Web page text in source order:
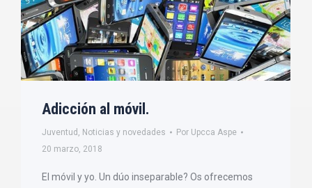
Adicción al móvil.
Juventud , Noticias y novedades Por Upcca Aspe
20 marzo, 2018
El móvil y yo. Un dúo inseparable? Os ofrecemos